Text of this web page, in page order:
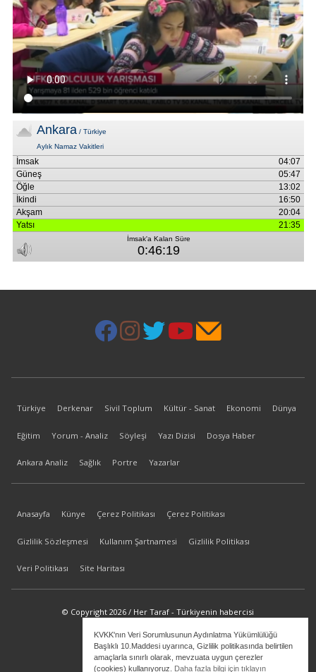
KVKK'nın Veri Sorumlusunun Aydınlatma Yükümlülüğü
Başlıklı 10.Maddesi uyarınca, Gizlilik politikasında belirtilen
amaçlarla sınırlı olarak, mevzuata uygun çerezler
(cookies) kullanıyoruz. Daha fazla bilgi için tıklayın
Türkiye Derkenar Sivil Toplum Kültür - Sanat Ekonomi Dünya
Eğitim Yorum - Analiz Söyleşi Yazı Dizisi Dosya Haber
Ankara Analiz Sağlık Portre Yazarlar
Anasayfa Künye Çerez Politikası Çerez Politikası
Gizlilik Sözleşmesi Kullanım Şartnamesi Gizlilik Politikası
Veri Politikası Site Haritası
© Copyright 2026 / Her Taraf - Türkiyenin habercisi
bilgi@hertaraf.com